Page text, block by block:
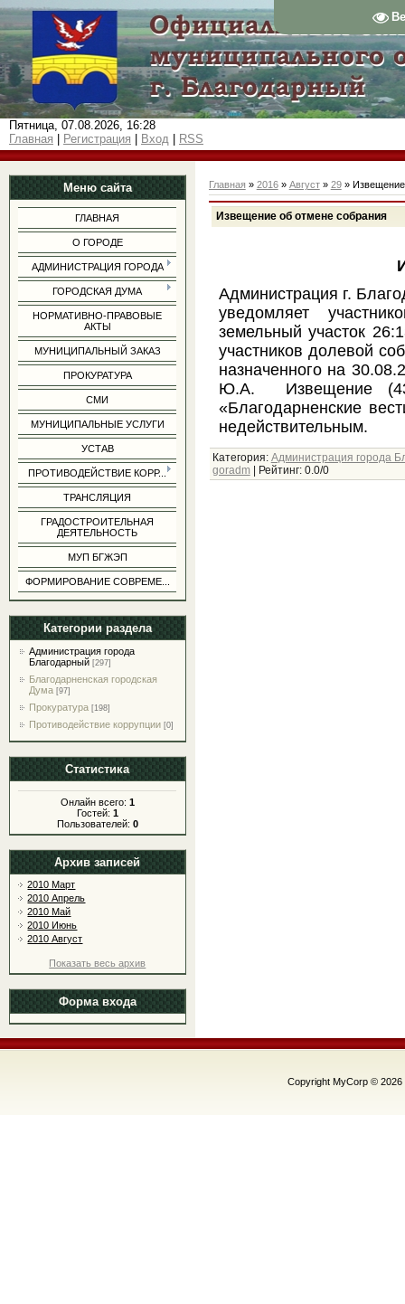
Пятница, 07.08.2026, 16:28
Главная
Регистрация Вход RSS
Меню сайта
ГЛАВНАЯ
О ГОРОДЕ
АДМИНИСТРАЦИЯ ГОРОДА
ГОРОДСКАЯ ДУМА
НОРМАТИВНО-ПРАВОВЫЕ
АКТЫ
МУНИЦИПАЛЬНЫЙ ЗАКАЗ
ПРОКУРАТУРА
СМИ
МУНИЦИПАЛЬНЫЕ УСЛУГИ
УСТАВ
ПРОТИВОДЕЙСТВИЕ КОРР...
ТРАНСЛЯЦИЯ
ГРАДОСТРОИТЕЛЬНАЯ
ДЕЯТЕЛЬНОСТЬ
МУП БГЖЭП
ФОРМИРОВАНИЕ СОВРЕМЕ...
Категории раздела
Администрация города
Благодарный [297]
Благодарненская городская
Дума [97]
Прокуратура [198]
Противодействие коррупции [0]
Статистика
Онлайн всего: 1
Гостей: 1
Пользователей: 0
Архив записей
2010 Март
2010 Апрель
2010 Май
2010 Июнь
2010 Август
Показать весь архив
Форма входа
Главная » 2016 » Август » 29» Извещение
Извещение об отмене собрания
Администрация г.
уведомляет
земельный участок
участников долевой
назначенного на
Ю.А. Извещение
«Благодарненские
недействительным.
Категория: Администрация города
goradm| Рейтинг: 0.0/0
Copyright MyCorp © 2026